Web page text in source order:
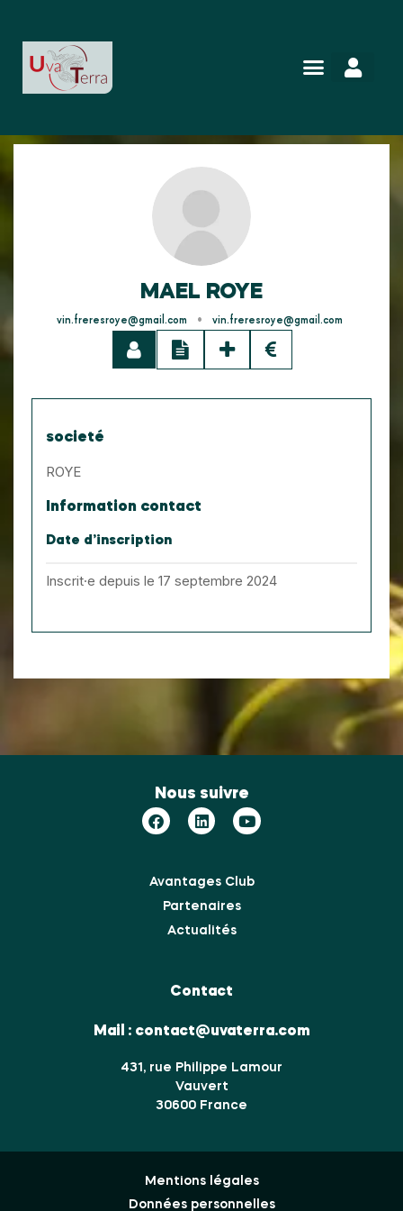
MAEL ROYE
vin.freresroye@gmail.com • vin.freresroye@gmail.com
societé
ROYE
Information contact
Date d’inscription
Inscrit·e depuis le 17 septembre 2024
Nous suivre
Avantages Club
Partenaires
Actualités
Contact
Mail : contact@uvaterra.com
431, rue Philippe Lamour
Vauvert
30600 France
Mentions légales
Données personnelles